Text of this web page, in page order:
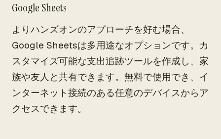
Google Sheets
よりハンズオンのアプローチを好む場合、
Google Sheetsは多用途なオプションです。カ
スタマイズ可能な支出追跡ツールを作成し、家
族や友人と共有できます。無料で使用でき、イ
ンターネット接続のある任意のデバイスからア
クセスできます。